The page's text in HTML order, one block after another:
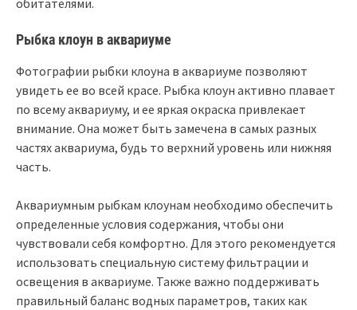
обитателями.
Рыбка клоун в аквариуме
Фотографии рыбки клоуна в аквариуме позволяют
увидеть ее во всей красе. Рыбка клоун активно плавает
по всему аквариуму, и ее яркая окраска привлекает
внимание. Она может быть замечена в самых разных
частях аквариума, будь то верхний уровень или нижняя
часть.
Аквариумным рыбкам клоунам необходимо обеспечить
определенные условия содержания, чтобы они
чувствовали себя комфортно. Для этого рекомендуется
использовать специальную систему фильтрации и
освещения в аквариуме. Также важно поддерживать
правильный баланс водных параметров, таких как